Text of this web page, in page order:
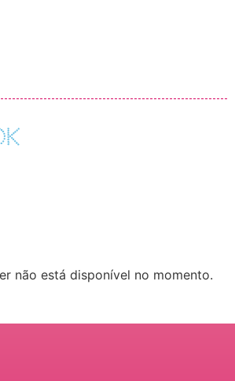
não está disponível no momento.